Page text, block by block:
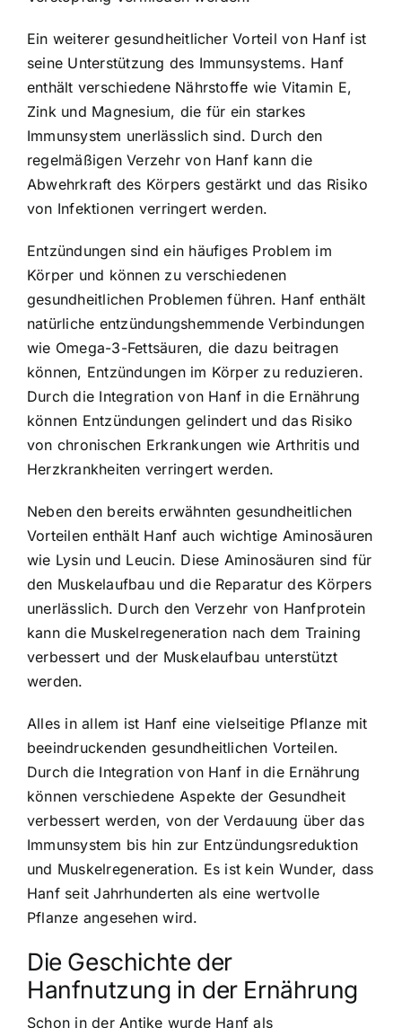
Ein weiterer gesundheitlicher Vorteil von Hanf ist
seine Unterstützung des Immunsystems. Hanf
enthält verschiedene Nährstoffe wie Vitamin E,
Zink und Magnesium, die für ein starkes
Immunsystem unerlässlich sind. Durch den
regelmäßigen Verzehr von Hanf kann die
Abwehrkraft des Körpers gestärkt und das Risiko
von Infektionen verringert werden.
Entzündungen sind ein häufiges Problem im
Körper und können zu verschiedenen
gesundheitlichen Problemen führen. Hanf enthält
natürliche entzündungshemmende Verbindungen
wie Omega-3-Fettsäuren, die dazu beitragen
können, Entzündungen im Körper zu reduzieren.
Durch die Integration von Hanf in die Ernährung
können Entzündungen gelindert und das Risiko
von chronischen Erkrankungen wie Arthritis und
Herzkrankheiten verringert werden.
Neben den bereits erwähnten gesundheitlichen
Vorteilen enthält Hanf auch wichtige Aminosäuren
wie Lysin und Leucin. Diese Aminosäuren sind für
den Muskelaufbau und die Reparatur des Körpers
unerlässlich. Durch den Verzehr von Hanfprotein
kann die Muskelregeneration nach dem Training
verbessert und der Muskelaufbau unterstützt
werden.
Alles in allem ist Hanf eine vielseitige Pflanze mit
beeindruckenden gesundheitlichen Vorteilen.
Durch die Integration von Hanf in die Ernährung
können verschiedene Aspekte der Gesundheit
verbessert werden, von der Verdauung über das
Immunsystem bis hin zur Entzündungsreduktion
und Muskelregeneration. Es ist kein Wunder, dass
Hanf seit Jahrhunderten als eine wertvolle
Pflanze angesehen wird.
Die Geschichte der
Hanfnutzung in der Ernährung
Schon in der Antike wurde Hanf als